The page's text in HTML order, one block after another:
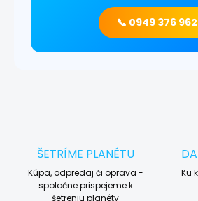
📞 0949 376 962
ŠETRÍME PLANÉTU
Kúpa, odpredaj či oprava -
spoločne prispejeme k
šetreniu planéty
Ku